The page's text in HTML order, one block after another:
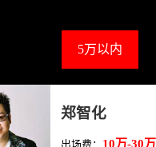
5万以内
郑智化
出场费： 10万-30万